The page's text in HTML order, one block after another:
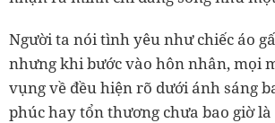
Người ta nói tình yêu như chiếc áo
nhưng khi bước vào hôn nhân, mọi
vụng về đều hiện rõ dưới ánh sáng
phúc hay tổn thương chưa bao giờ